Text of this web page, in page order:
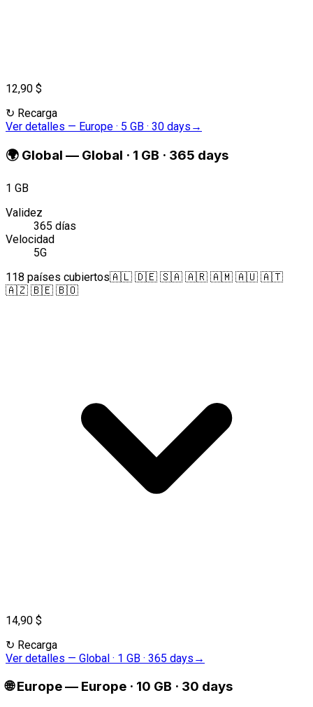
12,90 $
↻ Recarga
Ver detalles — Europe · 5 GB · 30 days →
🌍 Global — Global · 1 GB · 365 days
1 GB
Validez
365 días
Velocidad
5G
118 países cubiertos🇦🇱 🇩🇪 🇸🇦 🇦🇷 🇦🇲 🇦🇺 🇦🇹
🇦🇿 🇧🇪 🇧🇴
14,90 $
↻ Recarga
Ver detalles — Global · 1 GB · 365 days →
🌐 Europe— Europe · 10 GB · 30 days